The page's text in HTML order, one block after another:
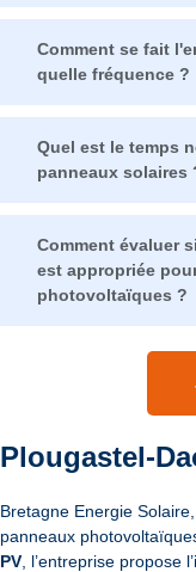
Comment se fait
quelle fréquence ?
Quel est le temps
panneaux solaires
Comment évaluer
est appropriée
photovoltaïques ?
Plougastel-
Bretagne Energie Solaire,
panneaux
PV , l’entreprise propose